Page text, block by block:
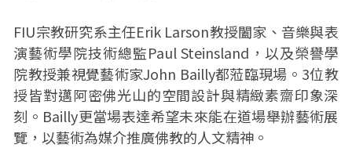
FIU宗教研究系主任Erik Larson教授闔家、音樂與表
演藝術學院技術總監Paul Steinsland，以及榮譽學
院教授兼視覺藝術家John Bailly都蒞臨現場。3位教
授皆對邁阿密佛光山的空間設計與精緻素齋印象深
刻。Bailly更當場表達希望未來能在道場舉辦藝術展
覽，以藝術為媒介推廣佛教的人文精神。